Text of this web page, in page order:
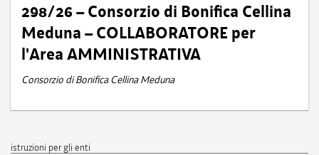
298/26 – Consorzio di Bonifica Cellina
Meduna – COLLABORATORE per
l'Area AMMINISTRATIVA
Consorzio di Bonifica Cellina Meduna
istruzioni per gli enti